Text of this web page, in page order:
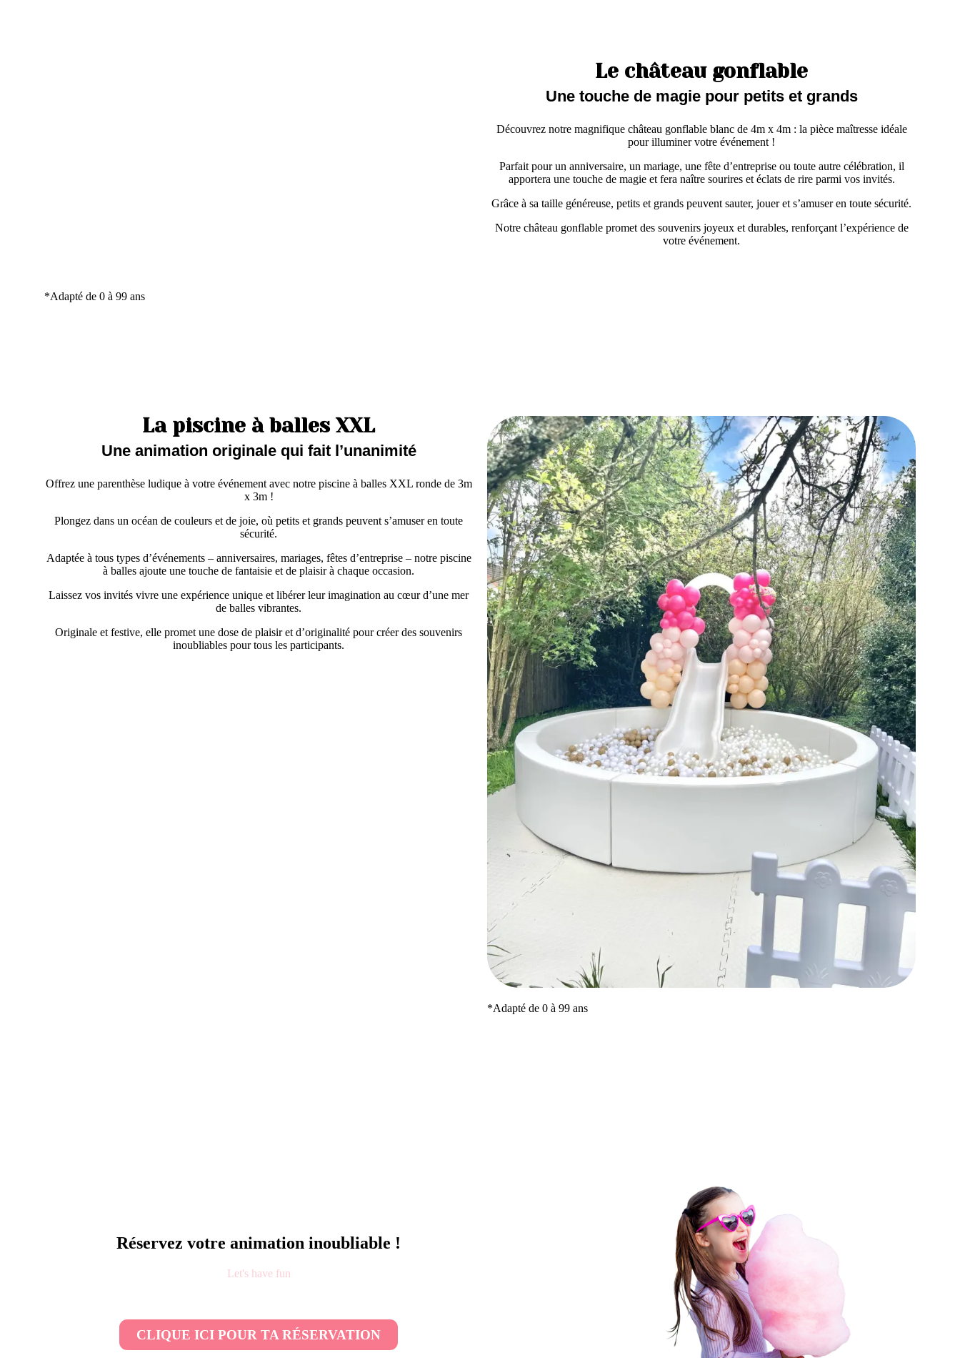
*Adapté de 0 à 99 ans
Le château gonflable
Une touche de magie pour petits et grands
Découvrez notre magnifique château gonflable blanc de 4m x 4m : la pièce maîtresse idéale
pour illuminer votre événement !
Parfait pour un anniversaire, un mariage, une fête d’entreprise ou toute autre célébration, il
apportera une touche de magie et fera naître sourires et éclats de rire parmi vos invités.
Grâce à sa taille généreuse, petits et grands peuvent sauter, jouer et s’amuser en toute sécurité.
Notre château gonflable promet des souvenirs joyeux et durables, renforçant l’expérience de
votre événement.
La piscine à balles XXL
Une animation originale qui fait l’unanimité
Offrez une parenthèse ludique à votre événement avec notre piscine à balles XXL ronde de 3m
x 3m !
Plongez dans un océan de couleurs et de joie, où petits et grands peuvent s’amuser en toute
sécurité.
Adaptée à tous types d’événements – anniversaires, mariages, fêtes d’entreprise – notre piscine
à balles ajoute une touche de fantaisie et de plaisir à chaque occasion.
Laissez vos invités vivre une expérience unique et libérer leur imagination au cœur d’une mer
de balles vibrantes.
Originale et festive, elle promet une dose de plaisir et d’originalité pour créer des souvenirs
inoubliables pour tous les participants.
*Adapté de 0 à 99 ans
Réservez votre animation inoubliable !
Let's have fun
CLIQUE ICI POUR TA RÉSERVATION